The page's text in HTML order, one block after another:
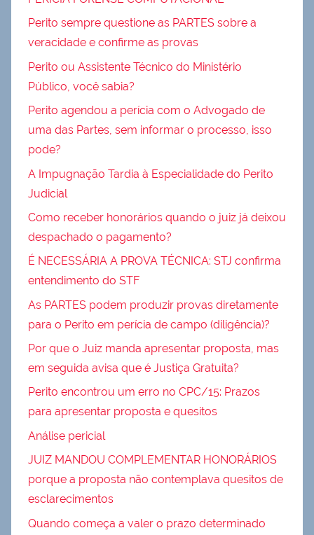
Perito sempre questione as PARTES sobre a
veracidade e confirme as provas
Perito ou Assistente Técnico do Ministério
Público, você sabia?
Perito agendou a perícia com o Advogado de
uma das Partes, sem informar o processo, isso
pode?
A Impugnação Tardia à Especialidade do Perito
Judicial
Como receber honorários quando o juiz já deixou
despachado o pagamento?
É NECESSÁRIA A PROVA TÉCNICA: STJ confirma
entendimento do STF
As PARTES podem produzir provas diretamente
para o Perito em perícia de campo (diligência)?
Por que o Juiz manda apresentar proposta, mas
em seguida avisa que é Justiça Gratuita?
Perito encontrou um erro no CPC/15: Prazos
para apresentar proposta e quesitos
Análise pericial
JUIZ MANDOU COMPLEMENTAR HONORÁRIOS
porque a proposta não contemplava quesitos de
esclarecimentos
Quando começa a valer o prazo determinado